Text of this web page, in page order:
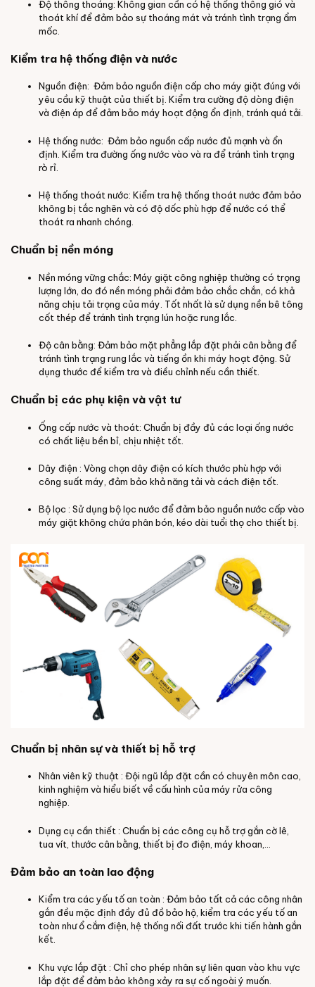
Độ thông thoáng: Không gian cần có hệ thống thông gió và
thoát khí để đảm bảo sự thoáng mát và tránh tình trạng ẩm
mốc.
Kiểm tra hệ thống điện và nước
Nguồn điện: Đảm bảo nguồn điện cấp cho máy giặt đúng với
yêu cầu kỹ thuật của thiết bị. Kiểm tra cường độ dòng điện
và điện áp để đảm bảo máy hoạt động ổn định, tránh quá tải.
Hệ thống nước: Đảm bảo nguồn cấp nước đủ mạnh và ổn
định. Kiểm tra đường ống nước vào và ra để tránh tình trạng
rò rỉ.
Hệ thống thoát nước: Kiểm tra hệ thống thoát nước đảm bảo
không bị tắc nghẽn và có độ dốc phù hợp để nước có thể
thoát ra nhanh chóng.
Chuẩn bị nền móng
Nền móng vững chắc: Máy giặt công nghiệp thường có trọng
lượng lớn, do đó nền móng phải đảm bảo chắc chắn, có khả
năng chịu tải trọng của máy. Tốt nhất là sử dụng nền bê tông
cốt thép để tránh tình trạng lún hoặc rung lắc.
Độ cân bằng: Đảm bảo mặt phẳng lắp đặt phải cân bằng để
tránh tình trạng rung lắc và tiếng ồn khi máy hoạt động. Sử
dụng thước để kiểm tra và điều chỉnh nếu cần thiết.
Chuẩn bị các phụ kiện và vật tư
Ống cấp nước và thoát: Chuẩn bị đầy đủ các loại ống nước
có chất liệu bền bỉ, chịu nhiệt tốt.
Dây điện : Vòng chọn dây điện có kích thước phù hợp với
công suất máy, đảm bảo khả năng tải và cách điện tốt.
Bộ lọc : Sử dụng bộ lọc nước để đảm bảo nguồn nước cấp vào
máy giặt không chứa phân bón, kéo dài tuổi thọ cho thiết bị.
Chuẩn bị nhân sự và thiết bị hỗ trợ
Nhân viên kỹ thuật : Đội ngũ lắp đặt cần có chuyên môn cao,
kinh nghiệm và hiểu biết về cấu hình của máy rửa công
nghiệp.
Dụng cụ cần thiết : Chuẩn bị các công cụ hỗ trợ gắn cờ lê,
tua vít, thước cân bằng, thiết bị đo điện, máy khoan,…
Đảm bảo an toàn lao động
Kiểm tra các yếu tố an toàn : Đảm bảo tất cả các công nhân
gắn đều mặc định đầy đủ đồ bảo hộ, kiểm tra các yếu tố an
toàn như ổ cắm điện, hệ thống nối đất trước khi tiến hành gắn
kết.
Khu vực lắp đặt : Chỉ cho phép nhân sự liên quan vào khu vực
lắp đặt để đảm bảo không xảy ra sự cố ngoài ý muốn.